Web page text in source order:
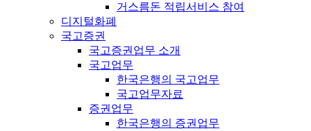
거스름돈 적립서비스 참여
디지털화폐
국고증권
국고증권업무 소개
국고업무
한국은행의 국고업무
국고업무자료
증권업무
한국은행의 증권업무